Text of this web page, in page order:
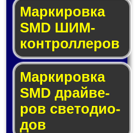
Маркировка
SMD ШИМ-
кон­трол­ле­ров
Маркировка
SMD драй­ве­
ров све­то­ди­о­
дов